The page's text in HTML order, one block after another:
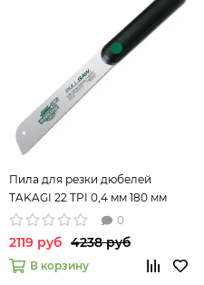
Пила для резки дюбелей
TAKAGI 22 TPI 0,4 мм 180 мм
112214
0
2119 руб 4238 руб
В корзину